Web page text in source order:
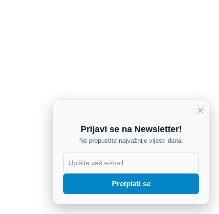
×
Prijavi se na Newsletter!
Ne propustite najvažnije vijesti dana.
Pretplati se